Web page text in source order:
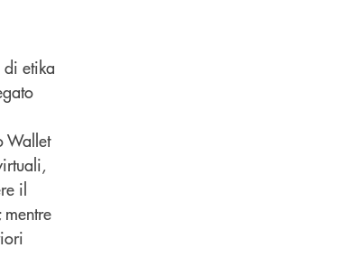
di etika
Wallet
il